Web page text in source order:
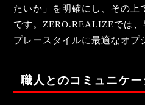
たいか」を明確にし、その上
です。ZERO.REALIZEでは
プレースタイルに最適なオプ
職人とのコミュニケ